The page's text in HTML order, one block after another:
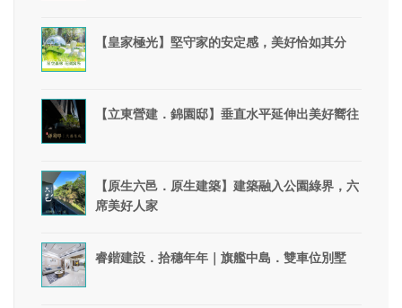
【皇家極光】堅守家的安定感，美好恰如其分
【立東營建．錦園邸】垂直水平延伸出美好嚮往
【原生六邑．原生建築】建築融入公園綠界，六
席美好人家
睿鍇建設．拾穗年年｜旗艦中島．雙車位別墅